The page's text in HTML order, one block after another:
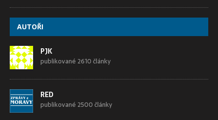
AUTOŘI
PJK
publikované 2610 články
RED
publikované 2500 články